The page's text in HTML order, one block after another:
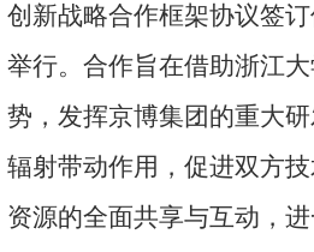
创新战略合作框架协议签
举行。合作旨在借助浙江
势，发挥京博集团的重大
辐射带动作用，促进双方技
资源的全面共享与互动，